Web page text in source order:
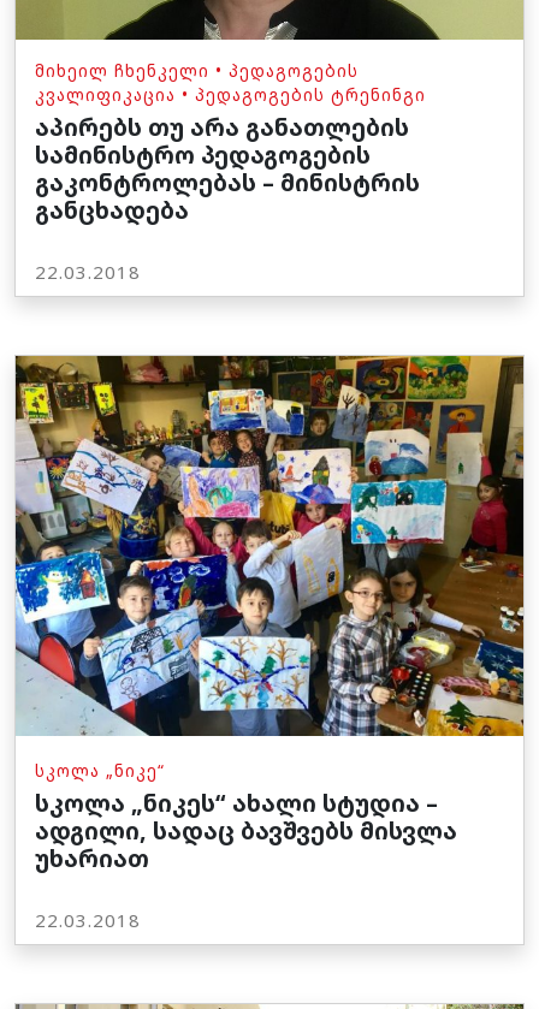
ᲛᲘᲮᲔᲘᲚ ᲩᲮᲔᲜᲙᲔᲚᲘ • ᲞᲔᲓᲐᲒᲝᲒᲔᲑᲘᲡ
ᲙᲕᲐᲚᲘᲤᲘᲙᲐᲪᲘᲐ • ᲞᲔᲓᲐᲒᲝᲒᲔᲑᲘᲡ ᲢᲠᲔᲜᲘᲜᲒᲘ
აპირებს თუ არა განათლების
სამინისტრო პედაგოგების
გაკონტროლებას – მინისტრის
განცხადება
22.03.2018
ᲡᲙᲝᲚᲐ „ᲜᲘᲙᲔ“
სკოლა „ნიკეს“ ახალი სტუდია –
ადგილი, სადაც ბავშვებს მისვლა
უხარიათ
22.03.2018